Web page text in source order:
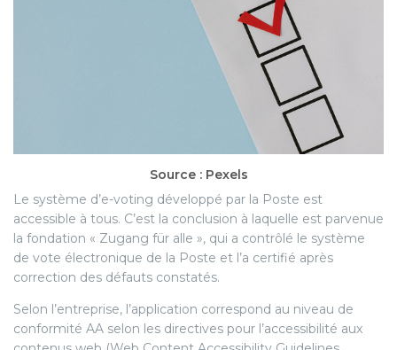
Source : Pexels
Le système d’e-voting développé par la Poste est
accessible à tous. C’est la conclusion à laquelle est parvenue
la fondation « Zugang für alle », qui a contrôlé le système
de vote électronique de la Poste et l’a certifié après
correction des défauts constatés.
Selon l’entreprise, l’application correspond au niveau de
conformité AA selon les directives pour l’accessibilité aux